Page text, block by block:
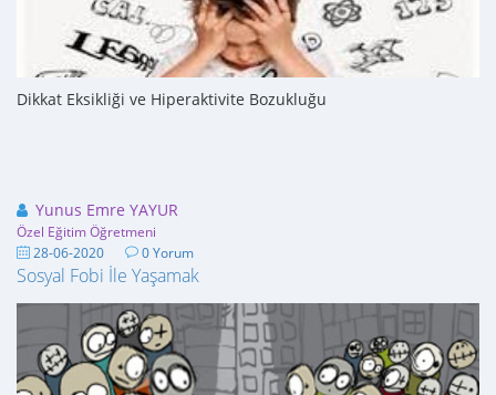
Dikkat Eksikliği ve Hiperaktivite Bozukluğu
Yunus Emre YAYUR
Özel Eğitim Öğretmeni
28-06-2020 0 Yorum
Sosyal Fobi İle Yaşamak